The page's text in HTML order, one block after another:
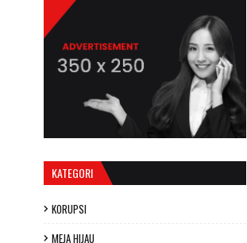
KATEGORI
KORUPSI
MEJA HIJAU